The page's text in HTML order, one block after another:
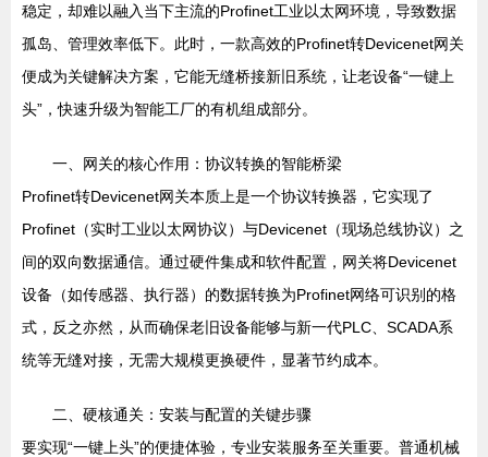
稳定，却难以融入当下主流的Profinet工业以太网环境，导致数据
孤岛、管理效率低下。此时，一款高效的Profinet转Devicenet网关
便成为关键解决方案，它能无缝桥接新旧系统，让老设备“一键上
头”，快速升级为智能工厂的有机组成部分。
一、网关的核心作用：协议转换的智能桥梁
Profinet转Devicenet网关本质上是一个协议转换器，它实现了
Profinet（实时工业以太网协议）与Devicenet（现场总线协议）之
间的双向数据通信。通过硬件集成和软件配置，网关将Devicenet
设备（如传感器、执行器）的数据转换为Profinet网络可识别的格
式，反之亦然，从而确保老旧设备能够与新一代PLC、SCADA系
统等无缝对接，无需大规模更换硬件，显著节约成本。
二、硬核通关：安装与配置的关键步骤
要实现“一键上头”的便捷体验，专业安装服务至关重要。普通机械